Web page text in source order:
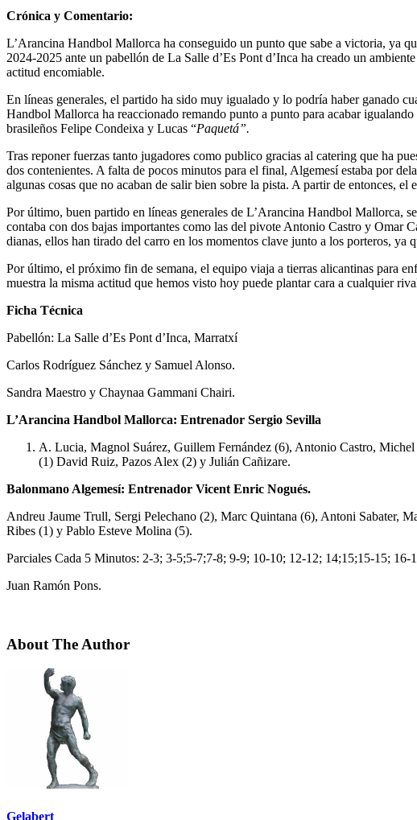
Crónica y Comentario:
L’Arancina Handbol Mallorca ha conseguido un punto que sabe a victoria, ya
2024-2025 ante un pabellón de La Salle d’Es Pont d’Inca ha creado un
actitud encomiable.
En líneas generales, el partido ha sido muy igualado y lo podría haber ganado
Handbol Mallorca ha reaccionado remando punto a punto para acabar
brasileños Felipe Condeixa y Lucas “Paquetá”.
Tras reponer fuerzas tanto jugadores como publico gracias al catering que ha
dos contenientes. A falta de pocos minutos para el final, Algemesí estaba por
algunas cosas que no acaban de salir bien sobre la pista. A partir de entonces,
Por último, buen partido en líneas generales de L’Arancina Handbol Mallorca,
contaba con dos bajas importantes como las del pivote Antonio Castro y Omar
dianas, ellos han tirado del carro en los momentos clave junto a los porteros,
Por último, el próximo fin de semana, el equipo viaja a tierras alicantinas para
muestra la misma actitud que hemos visto hoy puede plantar cara a cualquier
Ficha Técnica
Pabellón: La Salle d’Es Pont d’Inca, Marratxí
Carlos Rodríguez Sánchez y Samuel Alonso.
Sandra Maestro y Chaynaa Gammani Chairi.
L’Arancina Handbol Mallorca: Entrenador Sergio Sevilla
A. Lucia, Magnol Suárez, Guillem Fernández (6), Antonio Castro,
(1) David Ruiz, Pazos Alex (2) y Julián Cañizare.
Balonmano Algemesí: Entrenador Vicent Enric Nogués.
Andreu Jaume Trull, Sergi Pelechano (2), Marc Quintana (6), Antoni Sabater,
Ribes (1) y Pablo Esteve Molina (5).
Parciales Cada 5 Minutos: 2-3; 3-5;5-7;7-8; 9-9; 10-10; 12-12; 14;15;15-15; 16-
Juan Ramón Pons.
About The Author
Gelabert